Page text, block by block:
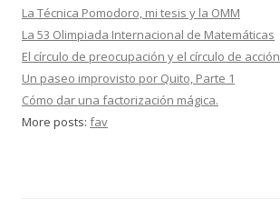
La Técnica Pomodoro, mi tesis y la OMM
La 53 Olimpiada Internacional de Matemáticas
El círculo de preocupación y el círculo de acción
Un paseo improvisto por Quito, Parte 1
Cómo dar una factorización mágica.
More posts: fav